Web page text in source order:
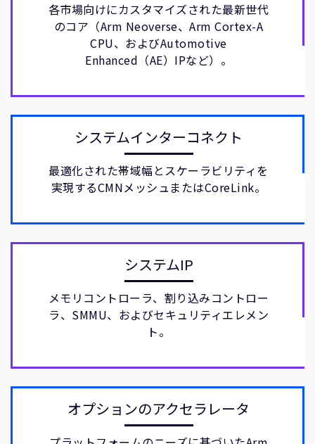
各市場向けにカスタマイズされた最新世代
のコア（Arm Neoverse、Arm Cortex-A
CPU、およびAutomotive
Enhanced（AE）IPなど）。
システムインターコネクト
最適化された帯域幅とスケーラビリティを
実現するCMNメッシュまたはCoreLink。
システムIP
メモリコントローラ、割り込みコントロー
ラ、SMMU、およびセキュリティエレメン
ト。
オプションのアクセラレータ